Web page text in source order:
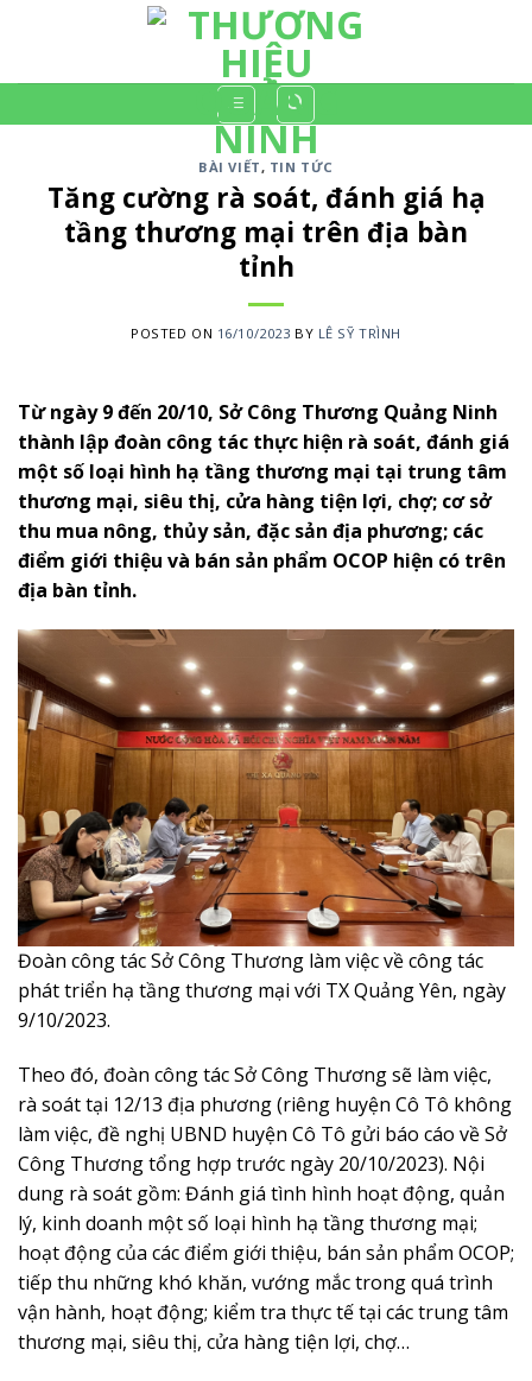
BÀI VIẾT, TIN TỨC
Tăng cường rà soát, đánh giá hạ
tầng thương mại trên địa bàn
tỉnh
POSTED ON 16/10/2023 BY LÊ SỸ TRÌNH
Từ ngày 9 đến 20/10, Sở Công Thương Quảng Ninh
thành lập đoàn công tác thực hiện rà soát, đánh giá
một số loại hình hạ tầng thương mại tại trung tâm
thương mại, siêu thị, cửa hàng tiện lợi, chợ; cơ sở
thu mua nông, thủy sản, đặc sản địa phương; các
điểm giới thiệu và bán sản phẩm OCOP hiện có trên
địa bàn tỉnh.
Đoàn công tác Sở Công Thương làm việc về công tác
phát triển hạ tầng thương mại với TX Quảng Yên, ngày
9/10/2023.
Theo đó, đoàn công tác Sở Công Thương sẽ làm việc,
rà soát tại 12/13 địa phương (riêng huyện Cô Tô không
làm việc, đề nghị UBND huyện Cô Tô gửi báo cáo về Sở
Công Thương tổng hợp trước ngày 20/10/2023). Nội
dung rà soát gồm: Đánh giá tình hình hoạt động, quản
lý, kinh doanh một số loại hình hạ tầng thương mại;
hoạt động của các điểm giới thiệu, bán sản phẩm OCOP;
tiếp thu những khó khăn, vướng mắc trong quá trình
vận hành, hoạt động; kiểm tra thực tế tại các trung tâm
thương mại, siêu thị, cửa hàng tiện lợi, chợ…